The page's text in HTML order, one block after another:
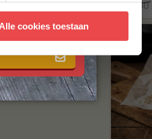
cookies toestaan
€ 52,50